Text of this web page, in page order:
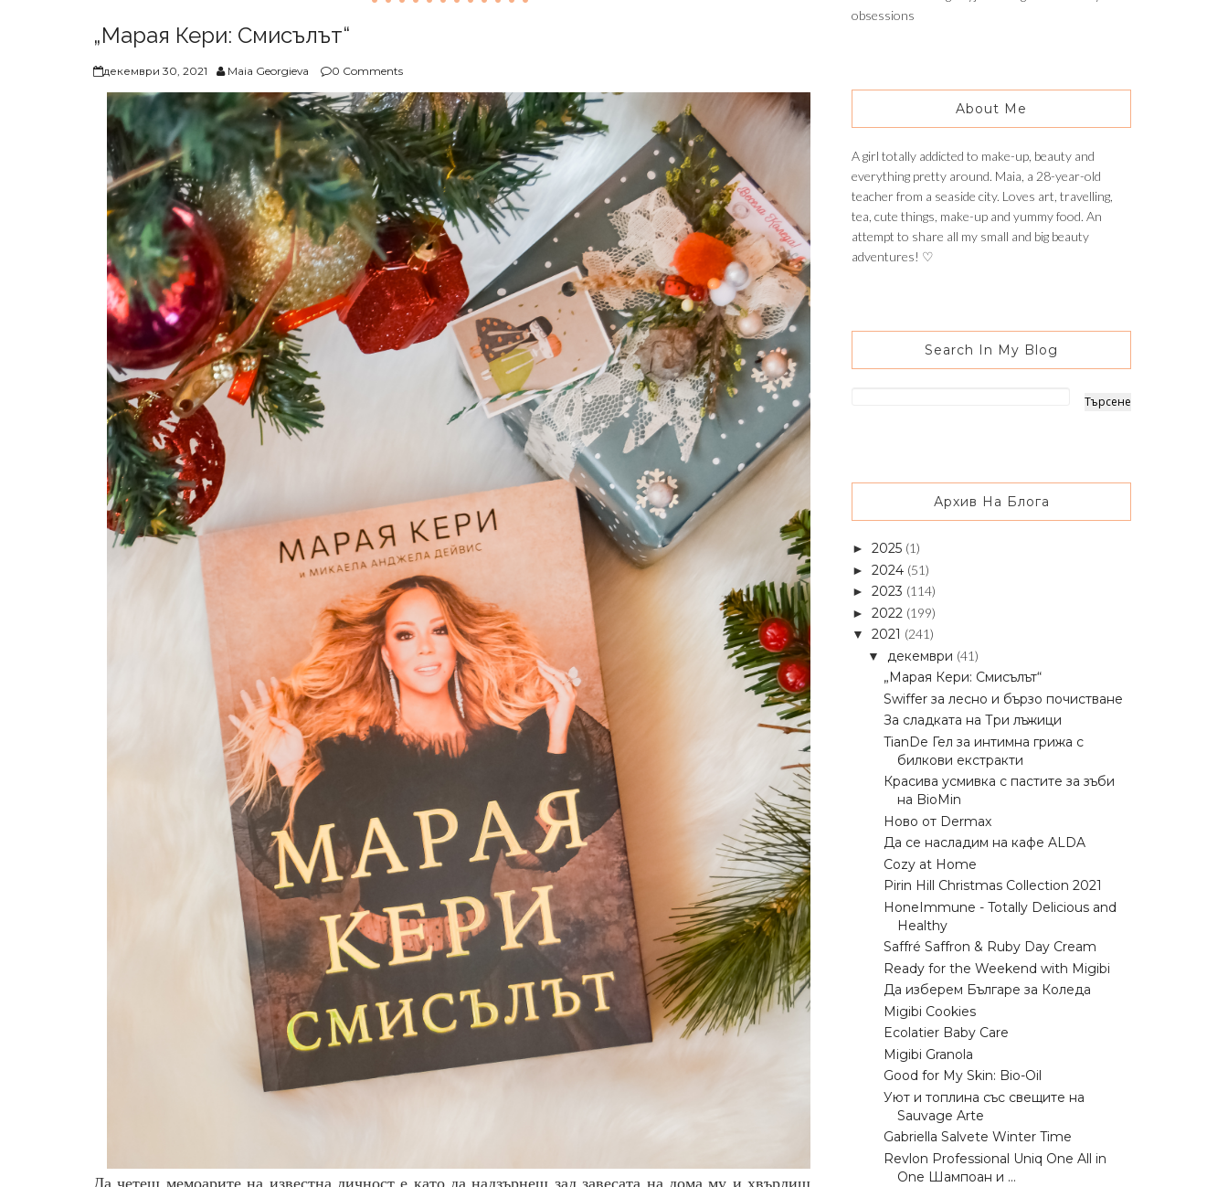
„Марая Кери: Смисълът“
декември 30, 2021 Maia Georgieva 0 Comments
Да четеш мемоарите на известна личност е като да надзърнеш зад завесата на дома му и хвърлиш
obsessions
About Me
A girl totally addicted to make-up, beauty and
everything pretty around. Maia, a 28-year-old
teacher from a seaside city. Loves art, travelling,
tea, cute things, make-up and yummy food. An
attempt to share all my small and big beauty
adventures! ♡
Search In My Blog
Архив На Блога
► 2025 (1)
► 2024 (51)
► 2023 (114)
► 2022 (199)
▼ 2021 (241)
▼ декември (41)
„Марая Кери: Смисълът“
Swiffer за лесно и бързо почистване
За сладката на Три лъжици
TianDe Гел за интимна грижа с
билкови екстракти
Красива усмивка с пастите за зъби
на BioMin
Ново от Dermax
Да се насладим на кафе ALDA
Cozy at Home
Pirin Hill Christmas Collection 2021
HoneImmune - Totally Delicious and
Healthy
Saffré Saffron & Ruby Day Cream
Ready for the Weekend with Migibi
Да изберем Българе за Коледа
Migibi Cookies
Ecolatier Baby Care
Migibi Granola
Good for My Skin: Bio-Oil
Уют и топлина със свещите на
Sauvage Arte
Gabriella Salvete Winter Time
Revlon Professional Uniq One All in
One Шампоан и ...